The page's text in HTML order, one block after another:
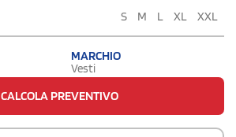
S
M L XL XXL
MARCHIO
Vesti
CALCOLA PREVENTIVO